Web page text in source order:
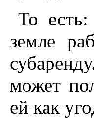
То
земле
может
ей как